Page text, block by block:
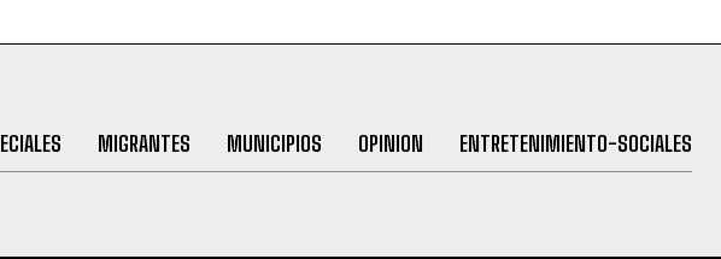
MIGRANTES MUNICIPIOS OPINION ENTRETENIMIENTO-SOCIALES